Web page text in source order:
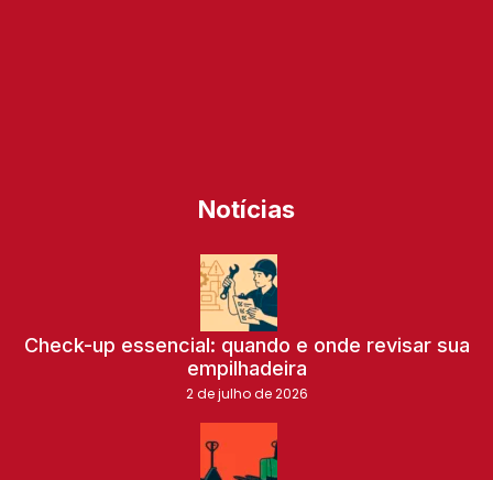
Notícias
Check-up essencial: quando e onde revisar sua
empilhadeira
2 de julho de 2026